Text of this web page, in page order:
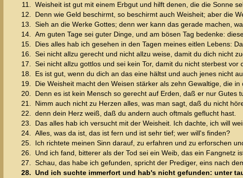
11.
Weisheit ist gut mit einem Erbgut und hilft denen, die die Sonne
12.
Denn wie Geld beschirmt, so beschirmt auch Weisheit; aber die
13.
Sieh an die Werke Gottes; denn wer kann das gerade machen,
14.
Am guten Tage sei guter Dinge, und am bösen Tag bedenke:
15.
Dies alles hab ich gesehen in den Tagen meines eitlen Lebens:
16.
Sei nicht allzu gerecht und nicht allzu weise, damit du dich nicht
17.
Sei nicht allzu gottlos und sei kein Tor, damit du nicht sterbest vor
18.
Es ist gut, wenn du dich an das eine hältst und auch jenes nicht
19.
Die Weisheit macht den Weisen stärker als zehn Gewaltige, die in
20.
Denn es ist kein Mensch so gerecht auf Erden, daß er nur Gutes
21.
Nimm auch nicht zu Herzen alles, was man sagt, daß du nicht
22.
denn dein Herz weiß, daß du andern auch oftmals geflucht hast.
23.
Das alles hab ich versucht mit der Weisheit. Ich dachte, ich will
24.
Alles, was da ist, das ist fern und ist sehr tief; wer will's finden?
25.
Ich richtete meinen Sinn darauf, zu erfahren und zu erforschen
26.
Und ich fand, bitterer als der Tod sei ein Weib, das ein Fangnetz
27.
Schau, das habe ich gefunden, spricht der Prediger, eins nach
28. Und ich suchte immerfort und hab's nicht gefunden: unter